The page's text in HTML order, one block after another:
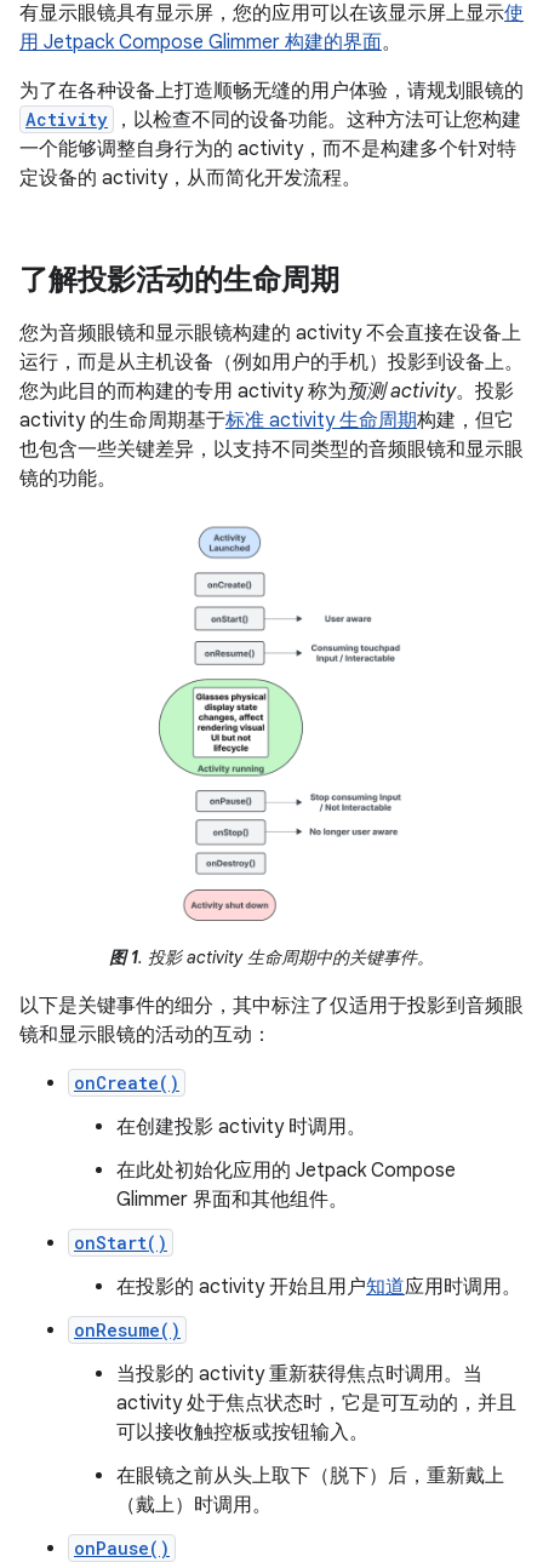
有显示眼镜具有显示屏，您的应用可以在该显示屏上显示使
用 Jetpack Compose Glimmer 构建的界面。
为了在各种设备上打造顺畅无缝的用户体验，请规划眼镜的
Activity
，以检查不同的设备功能。这种方法可让您构建
一个能够调整自身行为的 activity，而不是构建多个针对特
定设备的 activity，从而简化开发流程。
了解投影活动的生命周期
您为音频眼镜和显示眼镜构建的 activity 不会直接在设备上
运行，而是从主机设备（例如用户的手机）投影到设备上。
您为此目的而构建的专用 activity 称为预测 activity。投影
activity 的生命周期基于标准 activity 生命周期构建，但它
也包含一些关键差异，以支持不同类型的音频眼镜和显示眼
镜的功能。
图 1. 投影 activity 生命周期中的关键事件。
以下是关键事件的细分，其中标注了仅适用于投影到音频眼
镜和显示眼镜的活动的互动：
onCreate()
在创建投影 activity 时调用。
在此处初始化应用的 Jetpack Compose
Glimmer 界面和其他组件。
onStart()
在投影的 activity 开始且用户知道应用时调用。
onResume()
当投影的 activity 重新获得焦点时调用。当
activity 处于焦点状态时，它是可互动的，并且
可以接收触控板或按钮输入。
在眼镜之前从头上取下（脱下）后，重新戴上
（戴上）时调用。
onPause()